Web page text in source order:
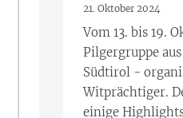
21. Oktober 2024
Vom 13. bis 19.
Pilgergruppe
Südtirol -
Witprächtiger.
einige